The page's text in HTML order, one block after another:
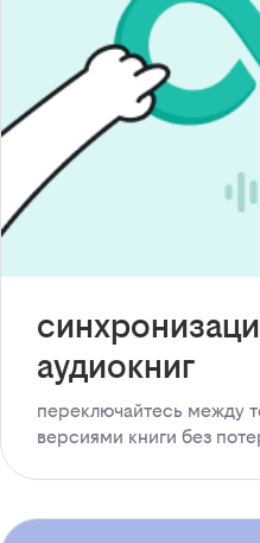
аудиокниг
переключайтесь между
версиями книги без